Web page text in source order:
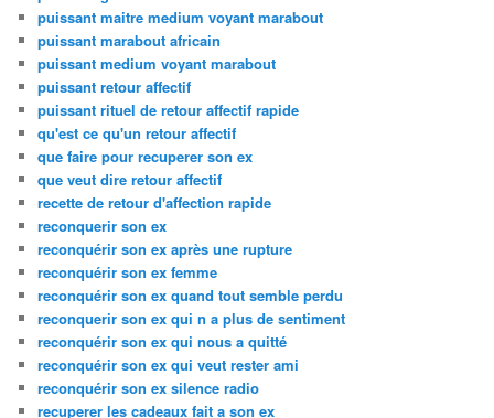
puissant maitre medium voyant marabout
puissant marabout africain
puissant medium voyant marabout
puissant retour affectif
puissant rituel de retour affectif rapide
qu'est ce qu'un retour affectif
que faire pour recuperer son ex
que veut dire retour affectif
recette de retour d'affection rapide
reconquerir son ex
reconquérir son ex après une rupture
reconquérir son ex femme
reconquérir son ex quand tout semble perdu
reconquerir son ex qui n a plus de sentiment
reconquérir son ex qui nous a quitté
reconquérir son ex qui veut rester ami
reconquérir son ex silence radio
recuperer les cadeaux fait a son ex